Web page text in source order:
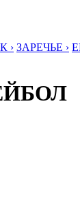
› ЗАРЕЧЬЕ ›